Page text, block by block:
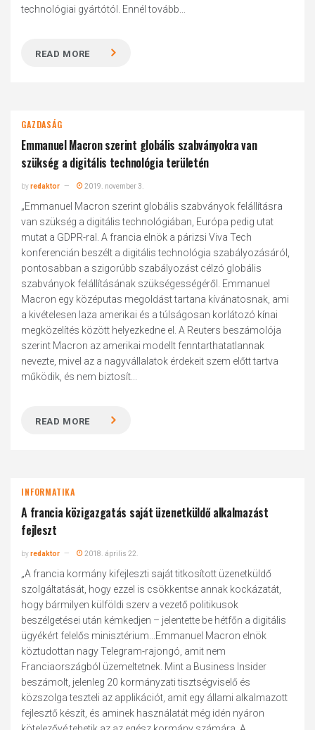
technológiai gyártótól. Ennél tovább...
READ MORE
GAZDASÁG
Emmanuel Macron szerint globális szabványokra van
szükség a digitális technológia területén
byredaktor 2019. november 3.
„Emmanuel Macron szerint globális szabványok felállításra
van szükség a digitális technológiában, Európa pedig utat
mutat a GDPR-ral. A francia elnök a párizsi Viva Tech
konferencián beszélt a digitális technológia szabályozásáról,
pontosabban a szigorúbb szabályozást célzó globális
szabványok felállításának szükségességéről. Emmanuel
Macron egy középutas megoldást tartana kívánatosnak, ami
a kivételesen laza amerikai és a túlságosan korlátozó kínai
megközelítés között helyezkedne el. A Reuters beszámolója
szerint Macron az amerikai modellt fenntarthatatlannak
nevezte, mivel az a nagyvállalatok érdekeit szem előtt tartva
működik, és nem biztosít...
READ MORE
INFORMATIKA
A francia közigazgatás saját üzenetküldő alkalmazást
fejleszt
byredaktor 2018. április 22.
„A francia kormány kifejleszti saját titkosított üzenetküldő
szolgáltatását, hogy ezzel is csökkentse annak kockázatát,
hogy bármilyen külföldi szerv a vezető politikusok
beszélgetései után kémkedjen – jelentette be hétfőn a digitális
ügyékért felelős minisztérium...Emmanuel Macron elnök
köztudottan nagy Telegram-rajongó, amit nem
Franciaországból üzemeltetnek. Mint a Business Insider
beszámolt, jelenleg 20 kormányzati tisztségviselő és
közszolga teszteli az applikációt, amit egy állami alkalmazott
fejlesztő készít, és aminek használatát még idén nyáron